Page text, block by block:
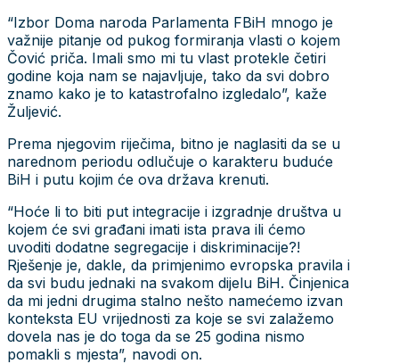
“Izbor Doma naroda Parlamenta FBiH mnogo je
važnije pitanje od pukog formiranja vlasti o kojem
Čović priča. Imali smo mi tu vlast protekle četiri
godine koja nam se najavljuje, tako da svi dobro
znamo kako je to katastrofalno izgledalo”, kaže
Žuljević.
Prema njegovim riječima, bitno je naglasiti da se u
narednom periodu odlučuje o karakteru buduće
BiH i putu kojim će ova država krenuti.
“Hoće li to biti put integracije i izgradnje društva u
kojem će svi građani imati ista prava ili ćemo
uvoditi dodatne segregacije i diskriminacije?!
Rješenje je, dakle, da primjenimo evropska pravila i
da svi budu jednaki na svakom dijelu BiH. Činjenica
da mi jedni drugima stalno nešto namećemo izvan
konteksta EU vrijednosti za koje se svi zalažemo
dovela nas je do toga da se 25 godina nismo
pomakli s mjesta”, navodi on.